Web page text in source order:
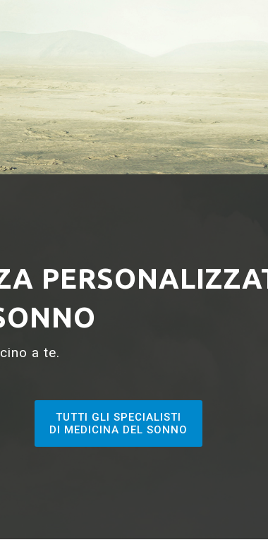
a te.
TUTTI GLI SPECIALISTI
DI MEDICINA DEL SONNO